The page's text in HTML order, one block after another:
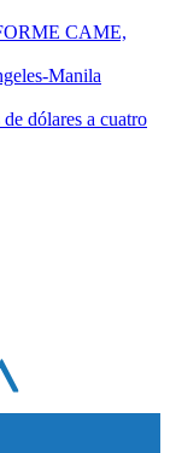
CAME,
Manila
dólares a cuatro